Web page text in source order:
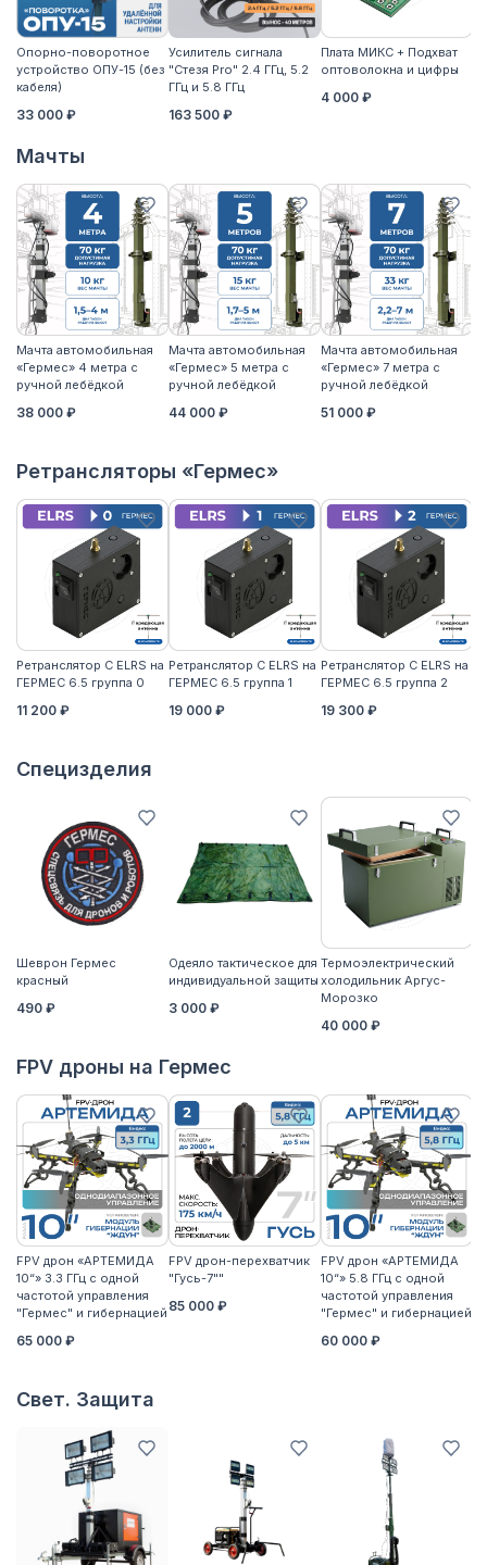
Опорно-поворотное
устройство ОПУ-15 (без
кабеля)
33 000 ₽
Усилитель сигнала
"Стезя Pro" 2.4 ГГц, 5.2
ГГц и 5.8 ГГц
163 500 ₽
Плата МИКС + Подхват
оптоволокна и цифры
4 000 ₽
Мачты
Мачта автомобильная
«Гермес» 4 метра с
ручной лебёдкой
38 000 ₽
Мачта автомобильная
«Гермес» 5 метра с
ручной лебёдкой
44 000 ₽
Мачта автомобильная
«Гермес» 7 метра с
ручной лебёдкой
51 000 ₽
Ретрансляторы «Гермес»
Ретранслятор С ELRS на
ГЕРМЕС 6.5 группа 0
11 200 ₽
Ретранслятор С ELRS на
ГЕРМЕС 6.5 группа 1
19 000 ₽
Ретранслятор С ELRS на
ГЕРМЕС 6.5 группа 2
19 300 ₽
Специзделия
Шеврон Гермес
красный
490 ₽
Одеяло тактическое для
индивидуальной защиты
3 000 ₽
Термоэлектрический
холодильник Аргус-
Морозко
40 000 ₽
FPV дроны на Гермес
FPV дрон «АРТЕМИДА
10“» 3.3 ГГц с одной
частотой управления
"Гермес" и гибернацией
65 000 ₽
FPV дрон-перехватчик
"Гусь-7""
85 000 ₽
FPV дрон «АРТЕМИДА
10“» 5.8 ГГц с одной
частотой управления
"Гермес" и гибернацией
60 000 ₽
Свет. Защита